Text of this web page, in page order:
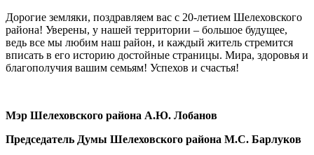
Дорогие земляки, поздравляем вас с 20-летием Шелеховского
района! Уверены, у нашей территории – большое будущее,
ведь все мы любим наш район, и каждый житель стремится
вписать в его историю достойные страницы. Мира, здоровья и
благополучия вашим семьям! Успехов и счастья!
Мэр Шелеховского района А.Ю. Лобанов
Председатель Думы Шелеховского района М.С. Барлуков